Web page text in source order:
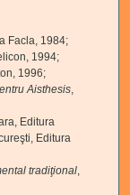
Facla, 1984;
1994;
1996;
Aisthesis,
Editura
Editura
tradiţional,